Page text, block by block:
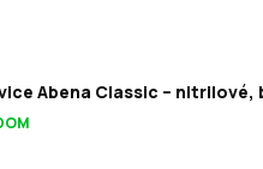
Abena Classic – nitrilové,